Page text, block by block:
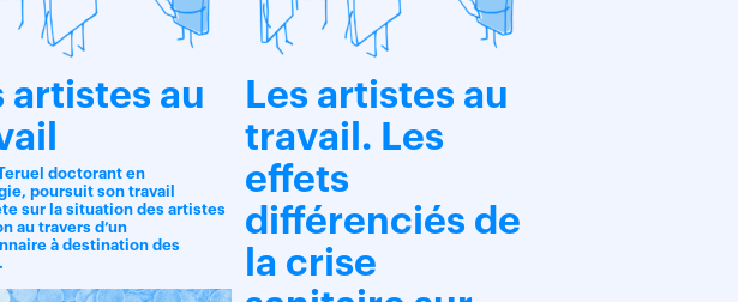
artistes au
doctorant en
poursuit son travail
sur la situation des artistes
au travers d’un
à destination des
Les artistes au
travail. Les
effets
différenciés de
la crise